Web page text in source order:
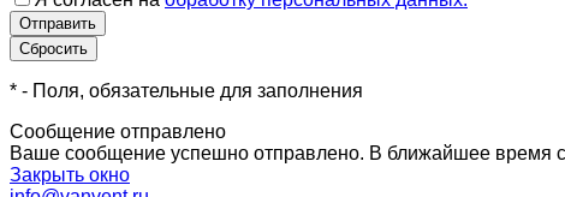
* - Поля, обязательные для заполнения
Сообщение отправлено
Ваше сообщение успешно отправлено. В ближайшее время
Закрыть окно